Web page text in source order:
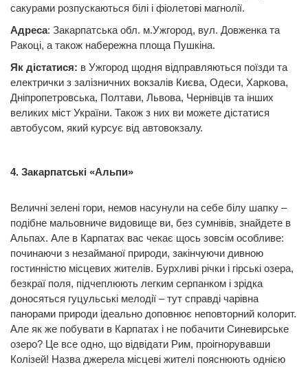
сакурами розпускаються білі і фіолетові магнолії.
Адреса: Закарпатська обл. м.Ужгород, вул. Довженка та
Ракоці, а також набережна площа Пушкіна.
Як дістатися: в Ужгород щодня відправляються поїзди та
електрички з залізничних вокзалів Києва, Одеси, Харкова,
Дніпропетровська, Полтави, Львова, Чернівців та інших
великих міст України. Також з них ви можете дістатися
автобусом, який курсує від автовокзалу.
4. Закарпатські «Альпи»
Величні зелені гори, немов насунули на себе білу шапку –
подібне мальовниче видовище ви, без сумнівів, знайдете в
Альпах. Але в Карпатах вас чекає щось зовсім особливе:
починаючи з незайманої природи, закінчуючи дивною
гостинністю місцевих жителів. Бурхливі річки і гірські озера,
безкраї поля, підчеплюють легким серпанком і зрідка
доносяться гуцульські мелодії – тут справді чарівна
панорами природи ідеально доповнює неповторний колорит.
Але як же побувати в Карпатах і не побачити Синевирське
озеро? Це все одно, що відвідати Рим, проігнорувавши
Колізей! Назва джерела місцеві жителі пояснюють однією